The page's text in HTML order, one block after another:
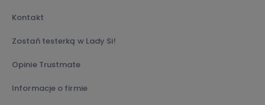
Kontakt
Zostań testerką w Lady Si!
Opinie Trustmate
Informacje o firmie